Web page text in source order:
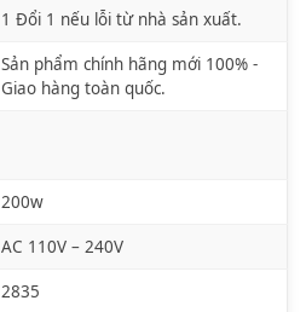
1 Đổi 1 nếu lỗi từ nhà sản xuất.
Sản phẩm chính hãng mới 100% -
Giao hàng toàn quốc.
200w
AC 110V – 240V
2835